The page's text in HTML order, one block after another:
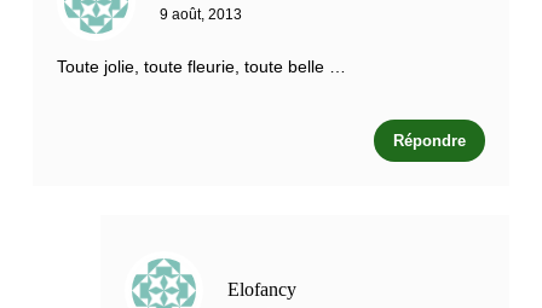
9 août, 2013
Toute jolie, toute fleurie, toute belle …
Répondre
Elofancy